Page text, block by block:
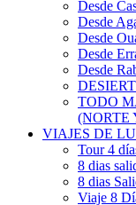
Desde
Desde
Desde
Desde
Desde
TODO
(NORTE
VIAJES DE
Tour 4
8 dias
8 dias
Viaje 8